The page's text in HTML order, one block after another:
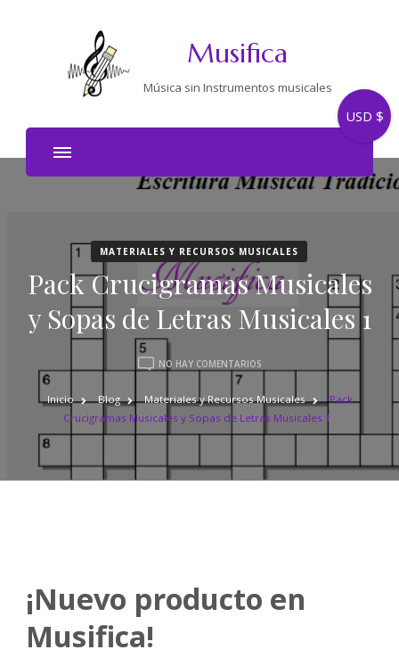
Musifica
Música sin Instrumentos musicales
MATERIALES Y RECURSOS MUSICALES
Pack Crucigramas Musicales
y Sopas de Letras Musicales 1
NO HAY COMENTARIOSEN
CRUCIGRAMAS
Inicio Blog Materiales y Recursos Musicales
Pack
Crucigramas Musicales y Sopas de Letras Musicales 1
¡Nuevo producto en
Musifica!
USD $